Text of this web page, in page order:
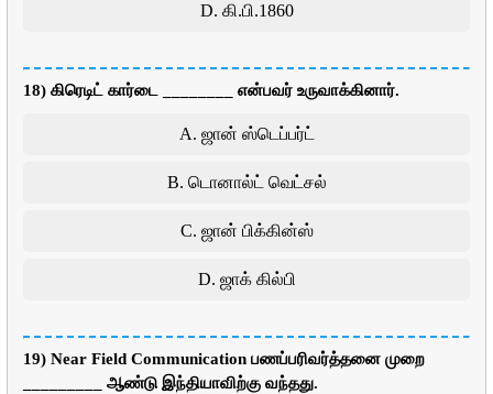
D. கி.பி.1860
18) கிரெடிட் கார்டை ________ என்பவர் உருவாக்கினார்.
A. ஜான் ஸ்டெப்பர்ட்
B. டொனால்ட் வெட்சல்
C. ஜான் பிக்கின்ஸ்
D. ஜாக் கில்பி
19) Near Field Communication பணப்பரிவர்த்தனை முறை
_________ ஆண்டு இந்தியாவிற்கு வந்தது.